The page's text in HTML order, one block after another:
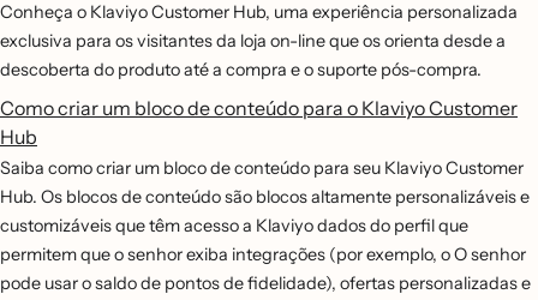
Conheça o Klaviyo Customer Hub, uma experiência personalizada
exclusiva para os visitantes da loja on-line que os orienta desde a
descoberta do produto até a compra e o suporte pós-compra.
Como criar um bloco de conteúdo para o Klaviyo Customer
Hub
Saiba como criar um bloco de conteúdo para seu Klaviyo Customer
Hub. Os blocos de conteúdo são blocos altamente personalizáveis e
customizáveis que têm acesso a Klaviyo dados do perfil que
permitem que o senhor exiba integrações (por exemplo, o O senhor
pode usar o saldo de pontos de fidelidade), ofertas personalizadas e